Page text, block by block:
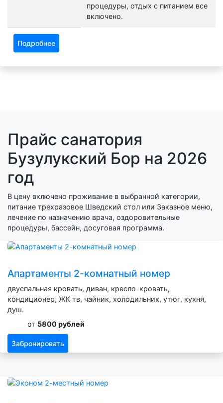
процедуры, отдых с питанием все
включено.
Подробнее
Прайс санатория
Бузулукский Бор на 2026
год
В цену включено проживание в выбранной категории,
питание трехразовое Шведский стол или Заказное меню,
лечение по назначению врача, оздоровительные
процедуры, бассейн, досуговая программа.
Апартаменты 2-комнатный номер
двуспальная кровать, диван, кресло-кровать,
кондиционер, ЖК тв, чайник, холодильник, утюг, кухня,
душ.
от 5800 рублей
Забронировать